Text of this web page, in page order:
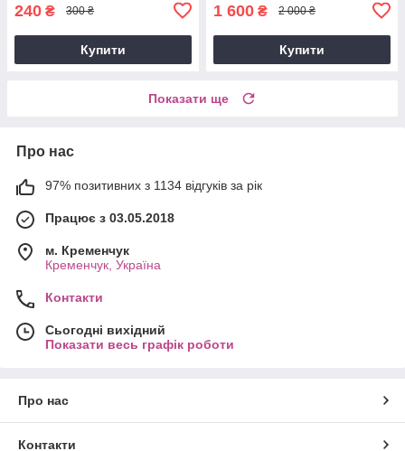
240 ₴ 300 ₴
Купити
1 600 ₴ 2 000 ₴
Купити
Показати ще
Про нас
97% позитивних з 1134 відгуків за рік
Працює з 03.05.2018
м. Кременчук
Кременчук, Україна
Контакти
Сьогодні вихідний
Показати весь графік роботи
Про нас
Контакти